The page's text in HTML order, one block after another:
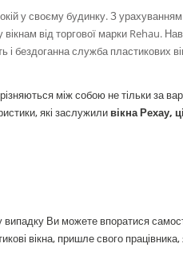
у своєму будинку. З
від торгової марки Rehau.
і бездоганна служба пластикових
між собою не тільки за
які заслужили вікна Рехау,
випадку Ви можете впоратися
вікна, пришле свого працівника,